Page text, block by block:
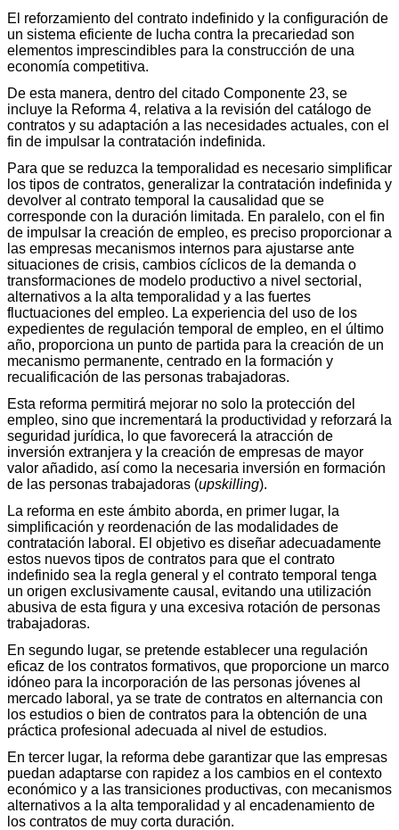
El reforzamiento del contrato indefinido y la configuración de
un sistema eficiente de lucha contra la precariedad son
elementos imprescindibles para la construcción de una
economía competitiva.
De esta manera, dentro del citado Componente 23, se
incluye la Reforma 4, relativa a la revisión del catálogo de
contratos y su adaptación a las necesidades actuales, con el
fin de impulsar la contratación indefinida.
Para que se reduzca la temporalidad es necesario simplificar
los tipos de contratos, generalizar la contratación indefinida y
devolver al contrato temporal la causalidad que se
corresponde con la duración limitada. En paralelo, con el fin
de impulsar la creación de empleo, es preciso proporcionar a
las empresas mecanismos internos para ajustarse ante
situaciones de crisis, cambios cíclicos de la demanda o
transformaciones de modelo productivo a nivel sectorial,
alternativos a la alta temporalidad y a las fuertes
fluctuaciones del empleo. La experiencia del uso de los
expedientes de regulación temporal de empleo, en el último
año, proporciona un punto de partida para la creación de un
mecanismo permanente, centrado en la formación y
recualificación de las personas trabajadoras.
Esta reforma permitirá mejorar no solo la protección del
empleo, sino que incrementará la productividad y reforzará la
seguridad jurídica, lo que favorecerá la atracción de
inversión extranjera y la creación de empresas de mayor
valor añadido, así como la necesaria inversión en formación
de las personas trabajadoras (upskilling).
La reforma en este ámbito aborda, en primer lugar, la
simplificación y reordenación de las modalidades de
contratación laboral. El objetivo es diseñar adecuadamente
estos nuevos tipos de contratos para que el contrato
indefinido sea la regla general y el contrato temporal tenga
un origen exclusivamente causal, evitando una utilización
abusiva de esta figura y una excesiva rotación de personas
trabajadoras.
En segundo lugar, se pretende establecer una regulación
eficaz de los contratos formativos, que proporcione un marco
idóneo para la incorporación de las personas jóvenes al
mercado laboral, ya se trate de contratos en alternancia con
los estudios o bien de contratos para la obtención de una
práctica profesional adecuada al nivel de estudios.
En tercer lugar, la reforma debe garantizar que las empresas
puedan adaptarse con rapidez a los cambios en el contexto
económico y a las transiciones productivas, con mecanismos
alternativos a la alta temporalidad y al encadenamiento de
los contratos de muy corta duración.